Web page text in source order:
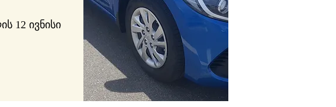
12 ივნისი